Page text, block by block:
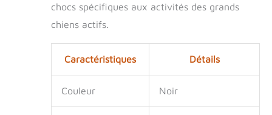
chocs spécifiques aux activités des grands
chiens actifs.
Caractéristiques Détails
Couleur Noir